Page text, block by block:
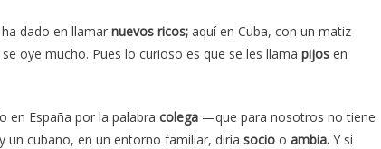
dado en llamar nuevos ricos; aquí en Cuba, con un matiz
oye mucho. Pues lo curioso es que se les llama pijos en
en España por la palabra colega —que para nosotros no tiene
y un cubano, en un entorno familiar, diría socio o ambia. Y si